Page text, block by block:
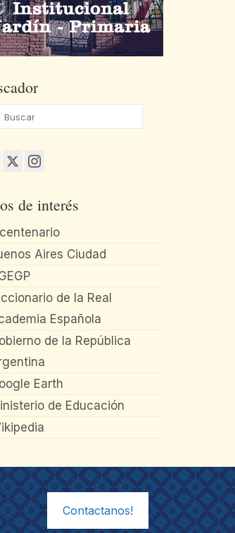
de interés
Aires Ciudad
de la Real
Española
de la República
Earth
de Educación
Contactanos!